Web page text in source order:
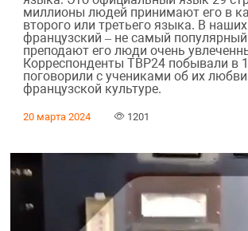
миллионы людей принимают его в
второго или третьего языка. В
французский – не самый
преподают его люди очень
Корреспонденты ТВР24 побывали в
поговорили с учениками об их
французской культуре.
20 марта 2024 1201